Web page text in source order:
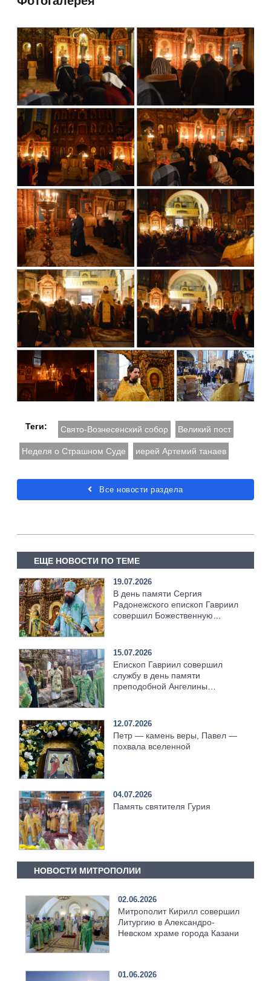
Теги: Свято-Вознесенский собор Великий пост
Неделя о Страшном Суде иерей Артемий танаев
Все новости раздела
ЕЩЕ НОВОСТИ ПО ТЕМЕ
19.07.2026
В день памяти Сергия
Радонежского епископ Гавриил
совершил Божественную
15.07.2026
Епископ Гавриил совершил
службу в день памяти
преподобной Ангелины
12.07.2026
Петр — камень веры, Павел —
похвала вселенной
04.07.2026
Память святителя Гурия
НОВОСТИ МИТРОПОЛИИ
02.06.2026
Митрополит Кирилл совершил
Литургию в Александро-
Невском храме города Казани
01.06.2026